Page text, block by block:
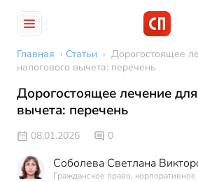
Главная › Статьи › Дорогостоящее
налогового вычета: перечень
Дорогостоящее лечение
вычета: перечень
08.01.2026 0
Соболева Светлана
Гражданское право, корпоративное